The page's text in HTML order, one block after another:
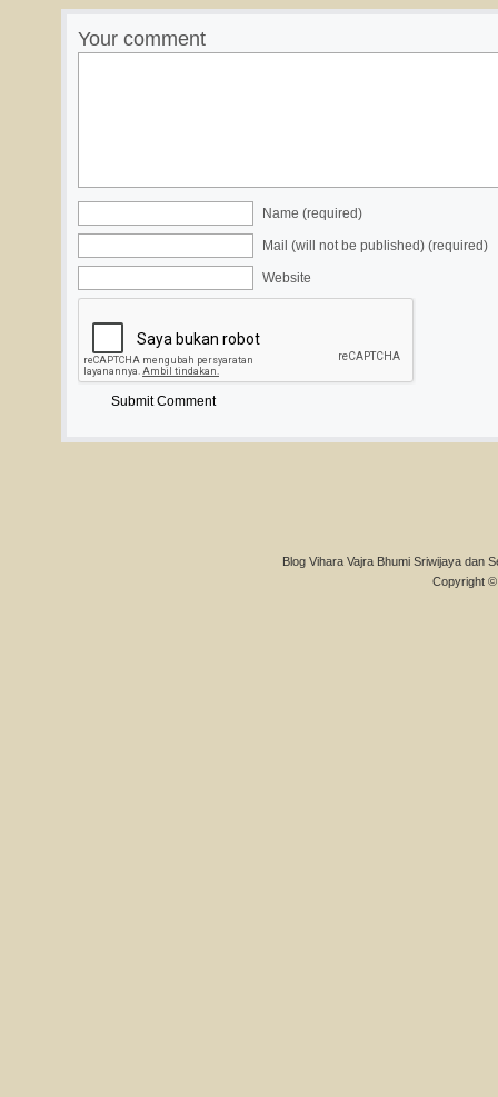
Your comment
Name (required)
Mail (will not be published) (required)
Website
Blog Vihara Vajra Bhumi Sriwijaya dan
Copyright ©